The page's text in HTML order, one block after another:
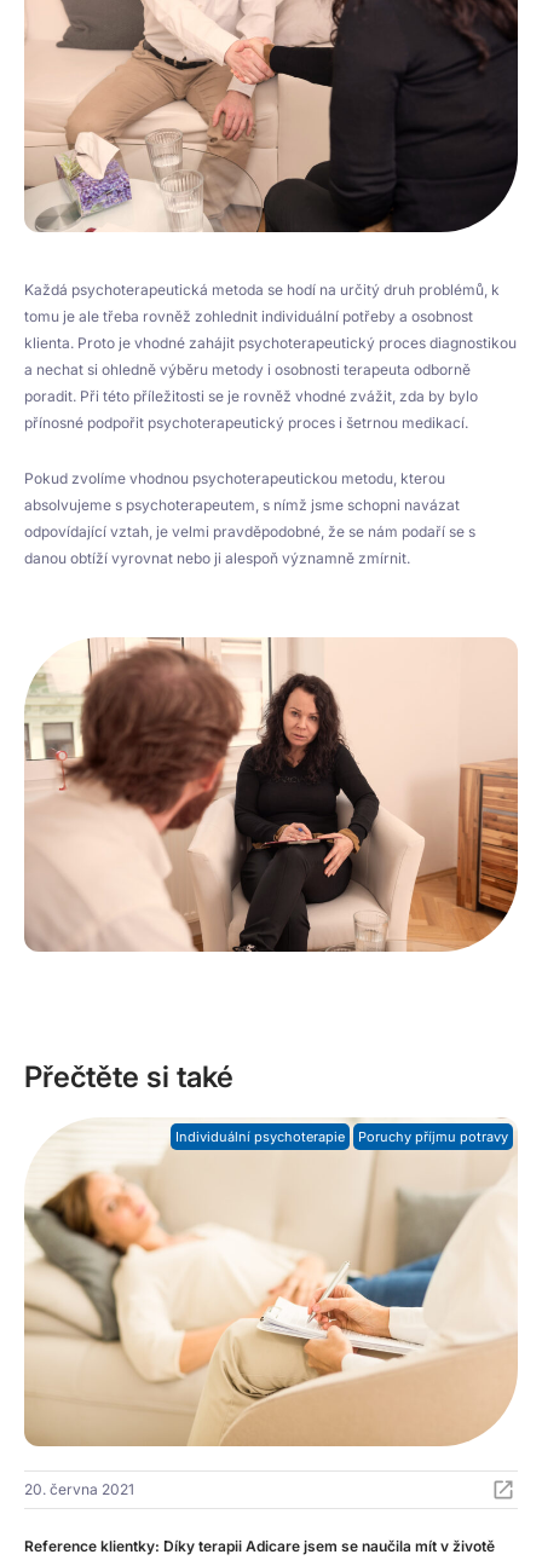
Každá psychoterapeutická metoda se hodí na určitý druh problémů, k
tomu je ale třeba rovněž zohlednit individuální potřeby a osobnost
klienta. Proto je vhodné zahájit psychoterapeutický proces diagnostikou
a nechat si ohledně výběru metody i osobnosti terapeuta odborně
poradit. Při této příležitosti se je rovněž vhodné zvážit, zda by bylo
přínosné podpořit psychoterapeutický proces i šetrnou medikací.
Pokud zvolíme vhodnou psychoterapeutickou metodu, kterou
absolvujeme s psychoterapeutem, s nímž jsme schopni navázat
odpovídající vztah, je velmi pravděpodobné, že se nám podaří se s
danou obtíží vyrovnat nebo ji alespoň významně zmírnit.
Přečtěte si také
Individuální psychoterapie Poruchy příjmu potravy
20. června 2021
Reference klientky: Díky terapii Adicare jsem se naučila mít v životě